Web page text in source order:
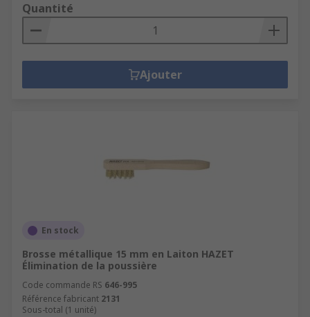
Quantité
Ajouter
En stock
Brosse métallique 15 mm en Laiton HAZET
Élimination de la poussière
Code commande RS 646-995
Référence fabricant 2131
Sous-total (1 unité)